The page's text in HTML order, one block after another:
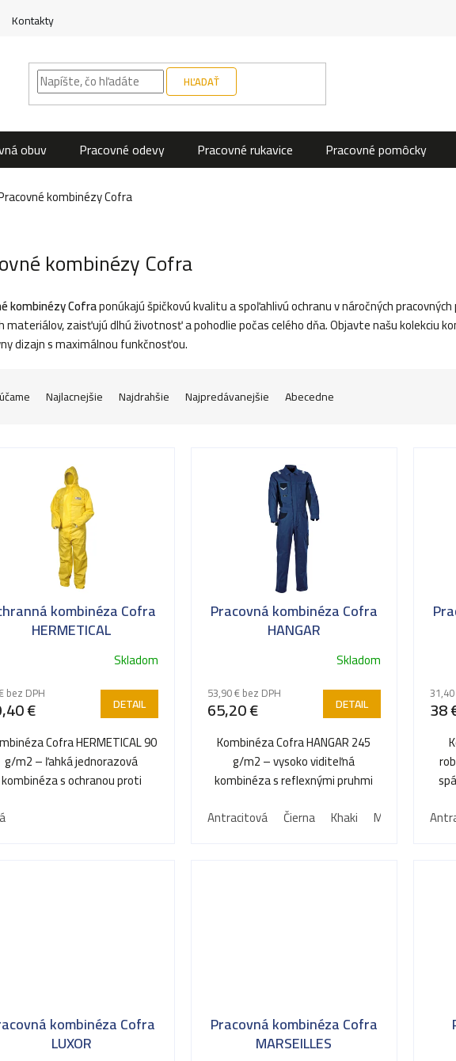
Kontakty
HĽADAŤ
obuv Pracovné odevy Pracovné rukavice Pracovné pomôcky
kombinézy Cofra
kombinézy Cofra
kombinézy Cofraponúkajú špičkovú kvalitu a spoľahlivú ochranu v náročných
materiálov, zaisťujú dlhú životnosť a pohodlie počas celého dňa. Objavte našu kolekciu
dizajn s maximálnou funkčnosťou.
Najlacnejšie Najdrahšie Najpredávanejšie Abecedne
kombinéza Cofra
HERMETICAL
Skladom
bez DPH
€ DETAIL
Cofra HERMETICAL 90
g/m2 – ľahká jednorazová
kombinéza s ochranou proti
Pracovná kombinéza Cofra
HANGAR
Skladom
53,90 € bez DPH
65,20 € DETAIL
Kombinéza Cofra HANGAR 245
g/m2 – vysoko viditeľná
kombinéza s reflexnými pruhmi
Antracitová Čierna Khaki Modrá Šedá
38
kombinéza Cofra
LUXOR
Pracovná kombinéza Cofra
MARSEILLES